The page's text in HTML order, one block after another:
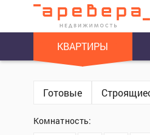
КВАРТИРЫ
Готовые
Комнатность: